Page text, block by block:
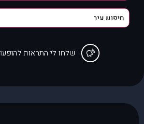
שלחו לי התראות